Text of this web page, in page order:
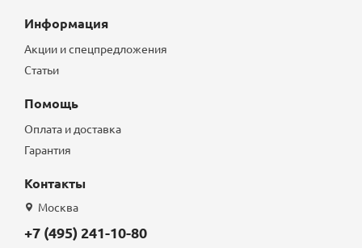
Информация
Акции и спецпредложения
Статьи
Помощь
Оплата и доставка
Гарантия
Контакты
Москва
+7 (495) 241-10-80